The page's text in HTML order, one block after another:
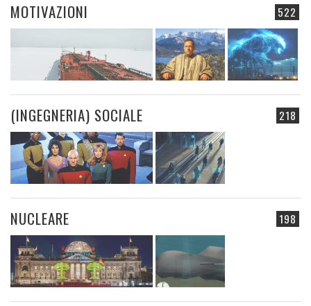
522
MOTIVAZIONI
218
(INGEGNERIA) SOCIALE
198
NUCLEARE